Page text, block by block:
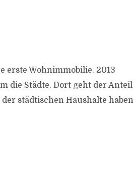
erste Wohnimmobilie. 2013
die Städte. Dort geht der Anteil
städtischen Haushalte haben